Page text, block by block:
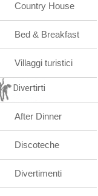
Country House
Bed & Breakfast
Villaggi turistici
Divertirti
After Dinner
Discoteche
Divertimenti